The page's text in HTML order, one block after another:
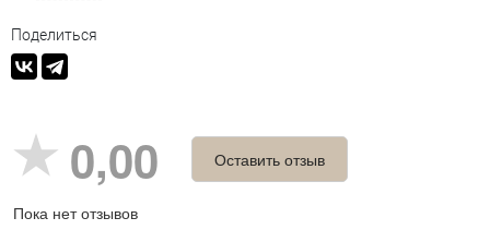
Поделиться
0,00
Пока нет отзывов
Оставить отзыв